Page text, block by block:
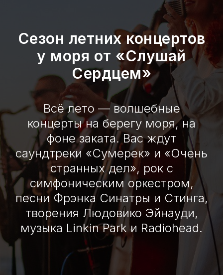
Сезон летних концертов
у моря от «Слушай
Сердцем»
Всё лето — волшебные
концерты на берегу моря, на
фоне заката. Вас ждут
саундтреки «Сумерек» и «Очень
странных дел», рок с
симфоническим оркестром,
песни Фрэнка Синатры и Стинга,
творения Людовико Эйнауди,
музыка Linkin Park и Radiohead.